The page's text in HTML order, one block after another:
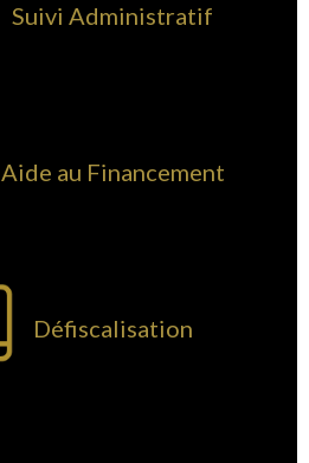
Suivi Administratif
Aide au Financement
Défiscalisation